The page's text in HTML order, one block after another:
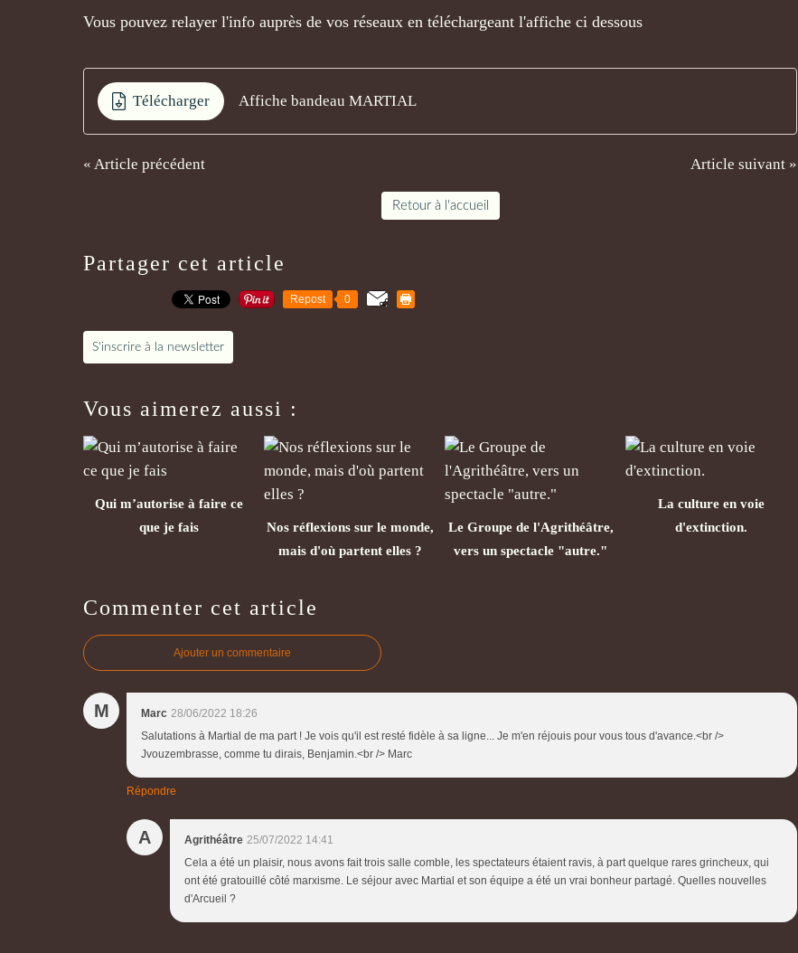
Vous pouvez relayer l'info auprès de vos réseaux en téléchargeant l'affiche ci dessous
Télécharger Affiche bandeau MARTIAL
« Article précédent Article suivant »
Retour à l'accueil
Partager cet article
Repost 0
S'inscrire à la newsletter
Vous aimerez aussi :
Qui m’autorise à faire ce
que je fais
Nos réflexions sur le monde,
mais d'où partent elles ?
Le Groupe de l'Agrithéâtre,
vers un spectacle "autre."
La culture en voie
d'extinction.
Commenter cet article
Ajouter un commentaire
M Marc 28/06/2022 18:26
Salutations à Martial de ma part ! Je vois qu'il est resté fidèle à sa ligne... Je m'en réjouis pour vous tous d'avance.<br />
Jvouzembrasse, comme tu dirais, Benjamin.<br /> Marc
Répondre
A Agrithéâtre 25/07/2022 14:41
Cela a été un plaisir, nous avons fait trois salle comble, les spectateurs étaient ravis, à part quelque rares grincheux, qui
ont été gratouillé côté marxisme. Le séjour avec Martial et son équipe a été un vrai bonheur partagé. Quelles nouvelles
d'Arcueil ?